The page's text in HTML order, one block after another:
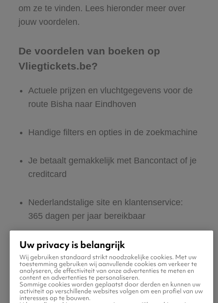
om ze te vinden. Lees hieronder meer over
jouw voordelen.
De voordelen van boeken op
Vliegtickets.be?
Actuele prijzen en vluchtgegevens voor de
route Bisha naar Eindhoven
Handige filters en opties in de zoekmachine
Je betaalt gemakkelijk met Bancontact of je
creditcard
Nederlandstalige site en klantenservice:
365 dagen per jaar bereikbaar
Zeker van veilig boeken en betalen
Boek ook direct een hotel of huurauto voor
in Eindhoven
Uw privacy is belangrijk
Wij gebruiken standaard strikt noodzakelijke cookies. Met uw
toestemming gebruiken wij aanvullende cookies om verkeer te
analyseren, de effectiviteit van onze advertenties te meten en
content en advertenties te personaliseren.
Sommige cookies worden geplaatst door derden en kunnen uw
activiteit op verschillende websites volgen om een profiel van uw
interesses op te bouwen.